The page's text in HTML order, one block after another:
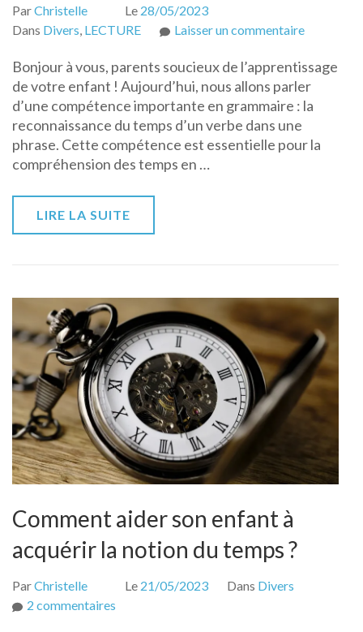
ParChristelle Le 28/05/2023
Dans Divers, LECTURE Laisser un commentairesur
aider
son
enfant
?
Bonjour à vous, parents soucieux de l’apprentissage
de votre enfant ! Aujourd’hui, nous allons parler
d’une compétence importante en grammaire : la
reconnaissance du temps d’un verbe dans une
phrase. Cette compétence est essentielle pour la
compréhension des temps en …
LIRE LA SUITE
Comment aider son enfant à
acquérir la notion du temps ?
ParChristelle Le 21/05/2023 Dans Divers
2 commentaires